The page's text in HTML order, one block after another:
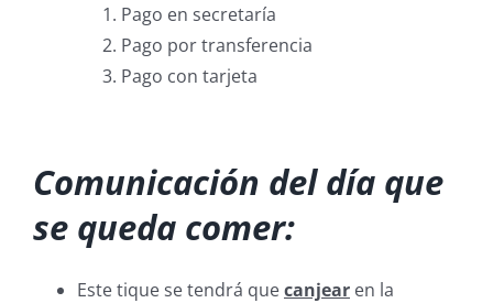
Pago en secretaría
Pago por transferencia
Pago con tarjeta
Comunicación del día que
se queda comer:
Este tique se tendrá quecanjear en la